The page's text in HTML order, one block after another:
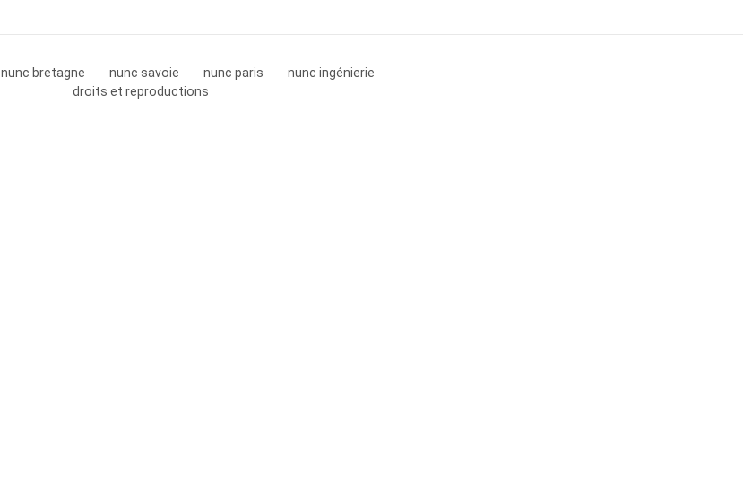
nunc bretagne nunc savoie nunc paris
nunc ingénierie
droits et reproductions